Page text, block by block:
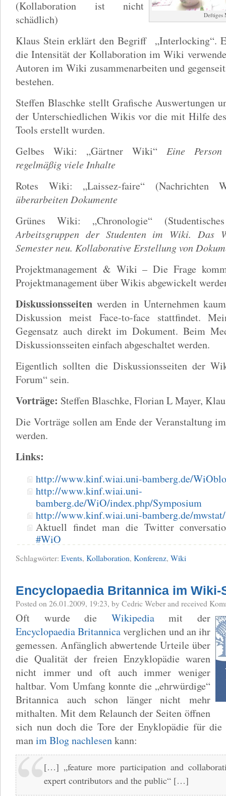
Deftiges
(Kollaboration ist nicht
schädlich)
Klaus Stein erklärt den Begriff „Interlocking“.
die Intensität der Kollaboration im Wiki
Autoren im Wiki zusammenarbeiten und
bestehen.
Steffen Blaschke stellt Grafische Auswertungen
der Unterschiedlichen Wikis vor die mit Hilfe
Tools erstellt wurden.
Gelbes Wiki: „Gärtner Wiki“ Eine
regelmäßig viele Inhalte
Rotes Wiki: „Laissez-faire“
überarbeiten Dokumente
Grünes Wiki: „Chronologie“
Arbeitsgruppen der Studenten im Wiki. Das
Semester neu. Kollaborative Erstellung von
Projektmanagement & Wiki – Die Frage
Projektmanagement über Wikis abgewickelt
Diskussionsseiten werden in Unternehmen
Diskussion meist Face-to-face stattfindet.
Gegensatz auch direkt im Dokument. Beim
Diskussionsseiten einfach abgeschaltet werden.
Eigentlich sollten die Diskussionsseiten der
Forum“ sein.
Vorträge: Steffen Blaschke, Florian L Mayer,
Die Vorträge sollen am Ende der Veranstaltung
werden.
Links:
http://www.kinf.wiai.uni-bamberg.de/
http://www.kinf.wiai.uni-
bamberg.de/WiO/index.php/Symposium
http://www.kinf.wiai.uni-bamberg.de/mwstat/
Aktuell findet man die Twitter
#WiO
Schlagwörter: Events, Kollaboration, Konferenz, Wiki
Encyclopaedia Britannica im Wiki-
Posted on 26.01.2009, 19:23, by Cedric Weberand received
Oft wurde die Wikipediamit der
Encyclopaedia Britannicaverglichen und an ihr
gemessen. Anfänglich abwertende Urteile über
die Qualität der freien Enzyklopädie waren
nicht immer und oft auch immer weniger
haltbar. Vom Umfang konnte die „ehrwürdige“
Britannica auch schon länger nicht mehr
mithalten. Mit dem Relaunch der Seiten öffnen
sich nun doch die Tore der Enyklopädie für
manim Blog nachlesenkann:
[…] „feature more participation and
expert contributors and the public“ […]